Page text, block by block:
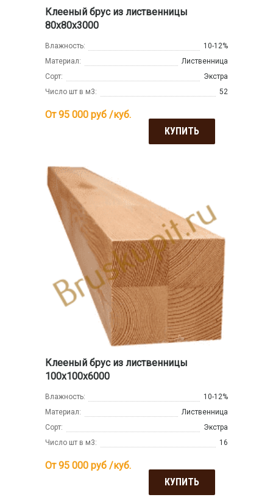
Клееный брус из лиственницы
80х80х3000
Влажность:
10-12%
Материал:
Лиственница
Сорт:
Экстра
Число шт в м3:
52
От 95 000 руб /куб.
КУПИТЬ
Клееный брус из лиственницы
100х100х6000
Влажность:
10-12%
Материал:
Лиственница
Сорт:
Экстра
Число шт в м3:
16
От 95 000 руб /куб.
КУПИТЬ